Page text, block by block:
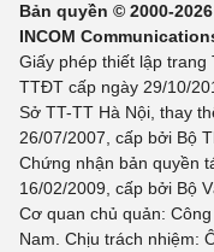
Bản quyền © 2000-
INCOM
Giấy phép thiết lập
TTĐT cấp ngày 29/10/
Sở TT-TT Hà Nội, thay
26/07/2007, cấp bởi Bộ
Chứng nhận bản quyền
16/02/2009, cấp bởi Bộ
Cơ quan chủ quản:
Nam. Chịu trách nhiệm: